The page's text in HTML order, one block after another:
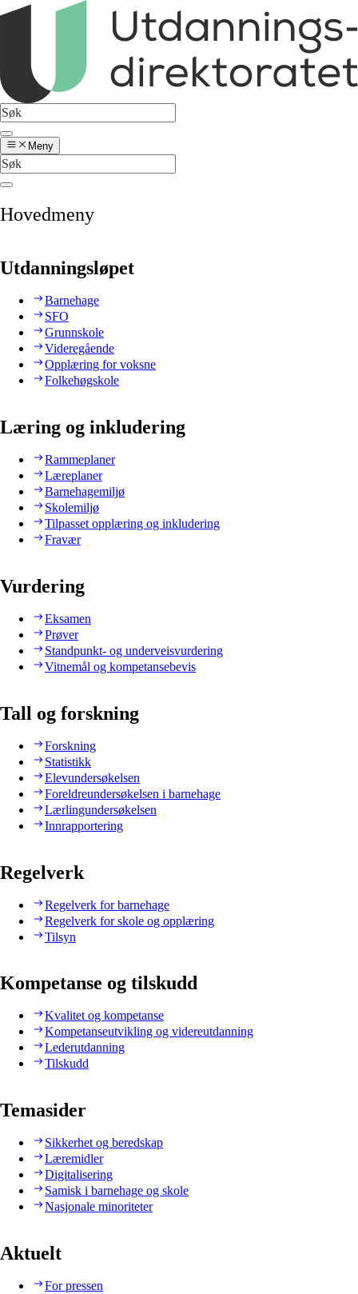
Meny
Hovedmeny
Utdanningsløpet
Barnehage
SFO
Grunnskole
Videregående
Opplæring for voksne
Folkehøgskole
Læring og inkludering
Rammeplaner
Læreplaner
Barnehagemiljø
Skolemiljø
Tilpasset opplæring og inkludering
Fravær
Vurdering
Eksamen
Prøver
Standpunkt- og underveisvurdering
Vitnemål og kompetansebevis
Tall og forskning
Forskning
Statistikk
Elevundersøkelsen
Foreldreundersøkelsen i barnehage
Lærlingundersøkelsen
Innrapportering
Regelverk
Regelverk for barnehage
Regelverk for skole og opplæring
Tilsyn
Kompetanse og tilskudd
Kvalitet og kompetanse
Kompetanseutvikling og videreutdanning
Lederutdanning
Tilskudd
Temasider
Sikkerhet og beredskap
Læremidler
Digitalisering
Samisk i barnehage og skole
Nasjonale minoriteter
Aktuelt
For pressen